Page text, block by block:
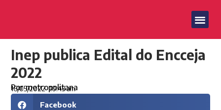
Inep publica Edital do Encceja
2022
Pormetropolitana
16/05/2022 10:43 am
Facebook